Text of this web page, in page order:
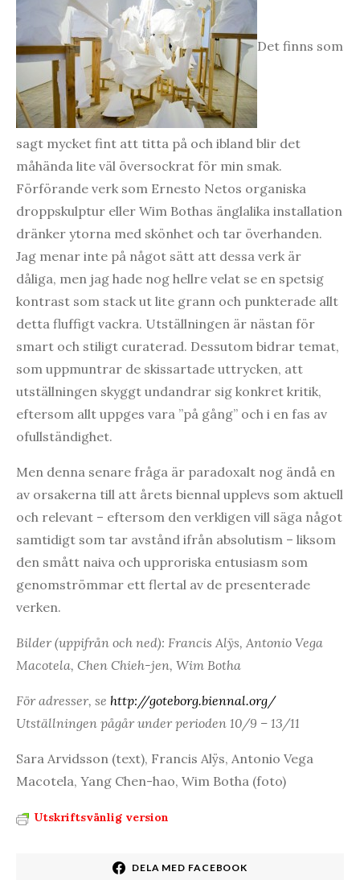
Det finns som
sagt mycket fint att titta på och ibland blir det
måhända lite väl översockrat för min smak.
Förförande verk som Ernesto Netos organiska
droppskulptur eller Wim Bothas änglalika installation
dränker ytorna med skönhet och tar överhanden.
Jag menar inte på något sätt att dessa verk är
dåliga, men jag hade nog hellre velat se en spetsig
kontrast som stack ut lite grann och punkterade allt
detta fluffigt vackra. Utställningen är nästan för
smart och stiligt curaterad. Dessutom bidrar temat,
som uppmuntrar de skissartade uttrycken, att
utställningen skyggt undandrar sig konkret kritik,
eftersom allt uppges vara ”på gång” och i en fas av
ofullständighet.
Men denna senare fråga är paradoxalt nog ändå en
av orsakerna till att årets biennal upplevs som aktuell
och relevant – eftersom den verkligen vill säga något
samtidigt som tar avstånd ifrån absolutism – liksom
den smått naiva och upproriska entusiasm som
genomströmmar ett flertal av de presenterade
verken.
Bilder (uppifrån och ned): Francis Alÿs, Antonio Vega
Macotela, Chen Chieh-jen, Wim Botha
För adresser, se http://goteborg.biennal.org/
Utställningen pågår under perioden 10/9 – 13/11
Sara Arvidsson (text), Francis Alÿs, Antonio Vega
Macotela, Yang Chen-hao, Wim Botha (foto)
Utskriftsvänlig version
DELA MED FACEBOOK